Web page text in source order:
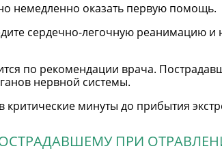
немедленно оказать первую помощь.
сердечно-легочную реанимацию и
по рекомендации врача.
нервной системы.
минуты до прибытия
ПРИ